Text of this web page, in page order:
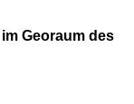
Georaum des